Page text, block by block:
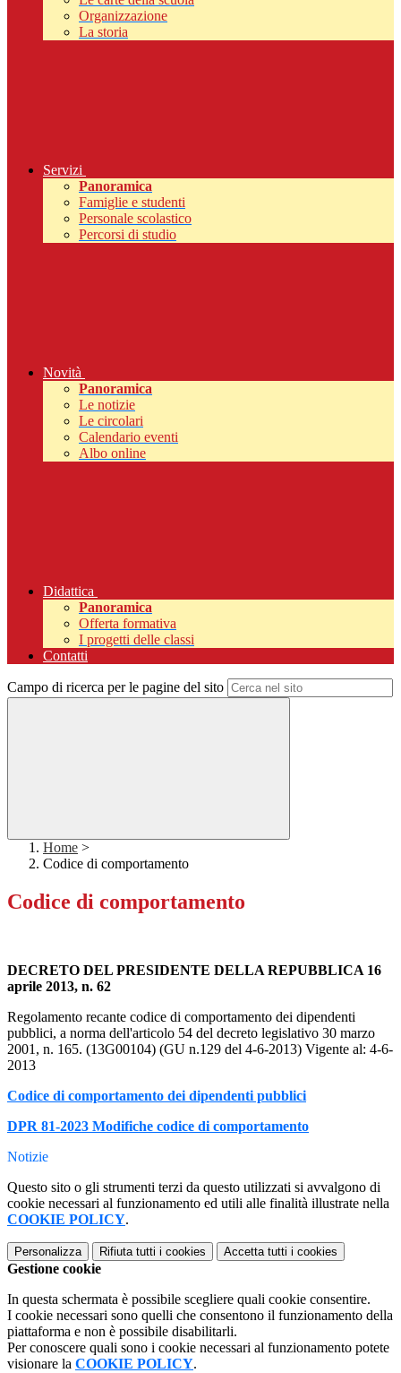
Organizzazione
La storia
Servizi
Panoramica
Famiglie e studenti
Personale scolastico
Percorsi di studio
Novità
Panoramica
Le notizie
Le circolari
Calendario eventi
Albo online
Didattica
Panoramica
Offerta formativa
I progetti delle classi
Contatti
Campo di ricerca per le pagine del sito
Home >
Codice di comportamento
Codice di comportamento
DECRETO DEL PRESIDENTE DELLA REPUBBLICA 16
aprile 2013, n. 62
Regolamento recante codice di comportamento dei dipendenti
pubblici, a norma dell'articolo 54 del decreto legislativo 30 marzo
2001, n. 165. (13G00104) (GU n.129 del 4-6-2013) Vigente al: 4-6-
2013
Codice di comportamento dei dipendenti pubblici
DPR 81-2023 Modifiche codice di comportamento
Notizie
Questo sito o gli strumenti terzi da questo utilizzati si avvalgono di
cookie necessari al funzionamento ed utili alle finalità illustrate nella
COOKIE POLICY.
Personalizza Rifiuta tutti i cookies Accetta tutti i cookies
Gestione cookie
In questa schermata è possibile scegliere quali cookie consentire.
I cookie necessari sono quelli che consentono il funzionamento della
piattaforma e non è possibile disabilitarli.
Per conoscere quali sono i cookie necessari al funzionamento potete
visionare la COOKIE POLICY.